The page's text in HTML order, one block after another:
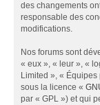
des changements
responsable des
modifications.
Nos forums sont
« eux », « leur », «
Limited », «
sous la licence «
par « GPL ») et qui